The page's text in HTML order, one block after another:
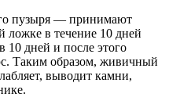
пузыря — принимают
в течение 10 дней
10 дней и после этого
Таким образом, живичный
выводит камни,